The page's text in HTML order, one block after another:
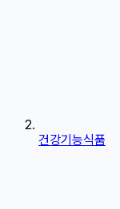
건강기능식품